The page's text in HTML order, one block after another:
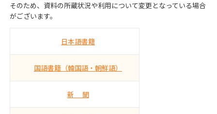
そのため、資料の所蔵状況や利用について変更となっている場合
がございます。
日本語書籍
国語書籍（韓国語・朝鮮語）
新 聞